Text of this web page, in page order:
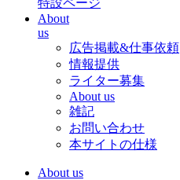
特設ページ
About
us
広告掲載&仕事依頼
情報提供
ライター募集
About us
雑記
お問い合わせ
本サイトの仕様
About us